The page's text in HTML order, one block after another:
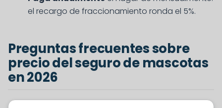
el recargo de fraccionamiento ronda el 5%.
Preguntas frecuentes sobre
precio del seguro de mascotas
en 2026